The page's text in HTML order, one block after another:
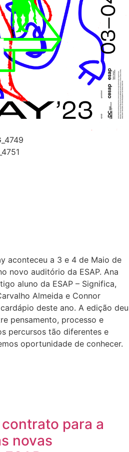
aconteceu a 3 e 4 de Maio de
novo auditório da ESAP. Ana
aluno da ESAP – Significa,
Almeida e Connor
deste ano. A edição deu
pensamento, processo e
percursos tão diferentes e
oportunidade de conhecer.
para a
novas